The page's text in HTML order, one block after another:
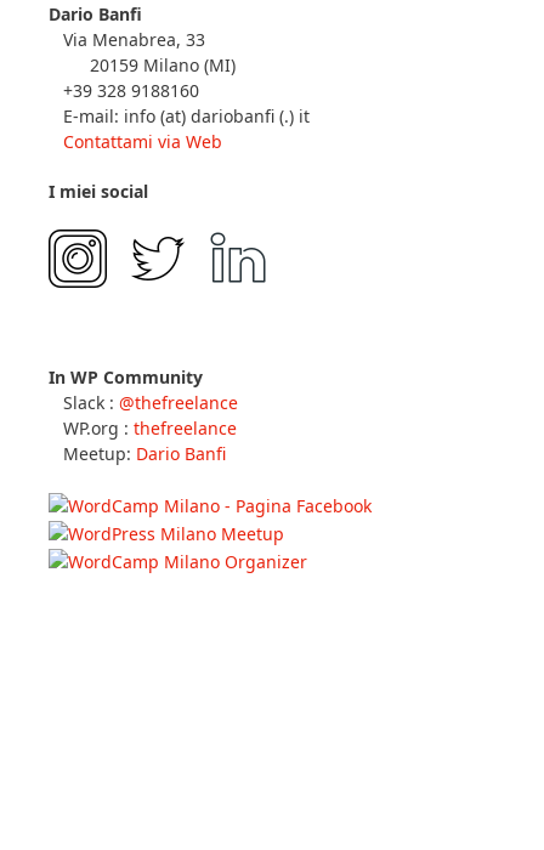
Dario Banfi
Via Menabrea, 33
20159 Milano (MI)
+39 328 9188160
E-mail: info (at) dariobanfi (.) it
Contattami via Web
I miei social
In WP Community
Slack : @thefreelance
WP.org : thefreelance
Meetup: Dario Banfi